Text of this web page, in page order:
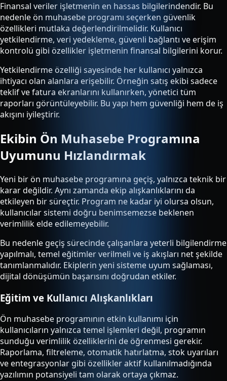
Finansal veriler işletmenin en hassas bilgilerindendir. Bu
nedenle ön muhasebe programı seçerken güvenlik
özellikleri mutlaka değerlendirilmelidir. Kullanıcı
yetkilendirme, veri yedekleme, güvenli bağlantı ve erişim
kontrolü gibi özellikler işletmenin finansal bilgilerini korur.
Yetkilendirme özelliği sayesinde her kullanıcı yalnızca
ihtiyacı olan alanlara erişebilir. Örneğin satış ekibi sadece
teklif ve fatura ekranlarını kullanırken, yönetici tüm
raporları görüntüleyebilir. Bu yapı hem güvenliği hem de iş
akışını iyileştirir.
Ekibin Ön Muhasebe Programına
Uyumunu Hızlandırmak
Yeni bir ön muhasebe programına geçiş, yalnızca teknik bir
karar değildir. Aynı zamanda ekip alışkanlıklarını da
etkileyen bir süreçtir. Program ne kadar iyi olursa olsun,
kullanıcılar sistemi doğru benimsemezse beklenen
verimlilik elde edilemeyebilir.
Bu nedenle geçiş sürecinde çalışanlara yeterli bilgilendirme
yapılmalı, temel eğitimler verilmeli ve iş akışları net şekilde
tanımlanmalıdır. Ekiplerin yeni sisteme uyum sağlaması,
dijital dönüşümün başarısını doğrudan etkiler.
Eğitim ve Kullanıcı Alışkanlıkları
Ön muhasebe programının etkin kullanımı için
kullanıcıların yalnızca temel işlemleri değil, programın
sunduğu verimlilik özelliklerini de öğrenmesi gerekir.
Raporlama, filtreleme, otomatik hatırlatma, stok uyarıları
ve entegrasyonlar gibi özellikler aktif kullanılmadığında
yazılımın potansiyeli tam olarak ortaya çıkmaz.